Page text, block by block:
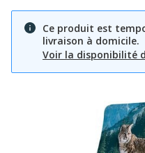
Ce produit est
livraison à domicile.
Voir la disponibilité